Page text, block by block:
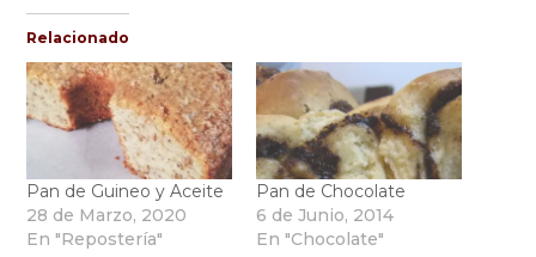
Relacionado
Pan de Guineo y Aceite
28 de Marzo, 2020
En "Repostería"
Pan de Chocolate
6 de Junio, 2014
En "Chocolate"